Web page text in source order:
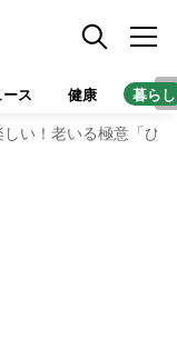
ース 健康 暮らし
い！老いる極意「ひ